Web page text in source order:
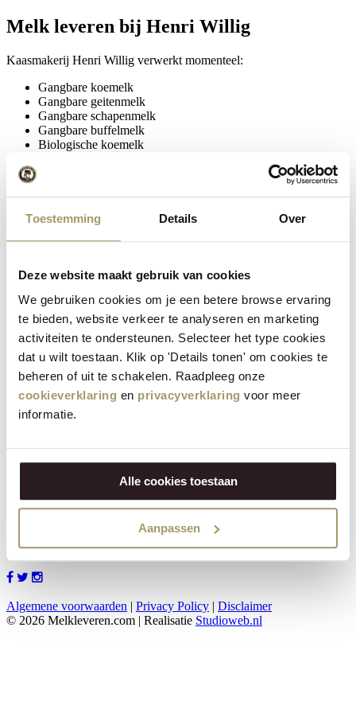
Toestemming Details Over
Deze website maakt gebruik van cookies
We gebruiken cookies om je een betere browse ervaring
te bieden, website verkeer te analyseren en marketing
activiteiten te ondersteunen. Selecteer het type cookies
dat u wilt toestaan. Klik op 'Details tonen' om cookies te
beheren of uit te schakelen. Raadpleeg onze
cookieverklaring en privacyverklaring voor meer
informatie.
Alle cookies toestaan
Aanpassen
Melk leveren bij Henri Willig
Kaasmakerij Henri Willig verwerkt momenteel:
Gangbare koemelk
Gangbare geitenmelk
Gangbare schapenmelk
Gangbare buffelmelk
Biologische koemelk
Biologische schapenmelk
Ook hebben wij interesse in bijzondere nieuwe melksoorten. Bent u
veehouder, of bent u van plan om een melkveebedrijf te starten?
een bepaalde melksoort voldoende hebben, nemen wij uw bedrijf
graag op in ons bestand voor toekomstige mogelijkheden. Als
afnemer bieden wij een eerlijke, marktconforme melkprijs en een
nauwe betrokkenheid bij onze veehouders.
*Woonplaats:
*Telefoon:
Algemene voorwaarden | Privacy Policy | Disclaimer
© 2026 Melkleveren.com | Realisatie Studioweb.nl